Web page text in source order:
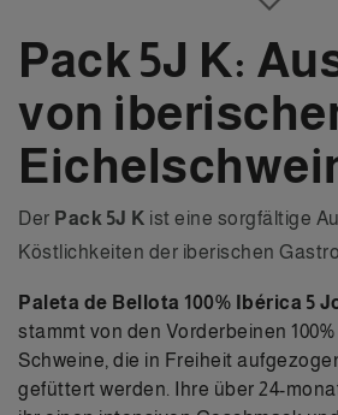
Pack 5J K:
von
Der Pack 5J K ist eine sorgfältige
Köstlichkeiten der iberischen
Paleta de Bellota 100% Ibérica 5
stammt von den Vorderbeinen
Schweine, die in Freiheit
gefüttert werden. Ihre über 24-